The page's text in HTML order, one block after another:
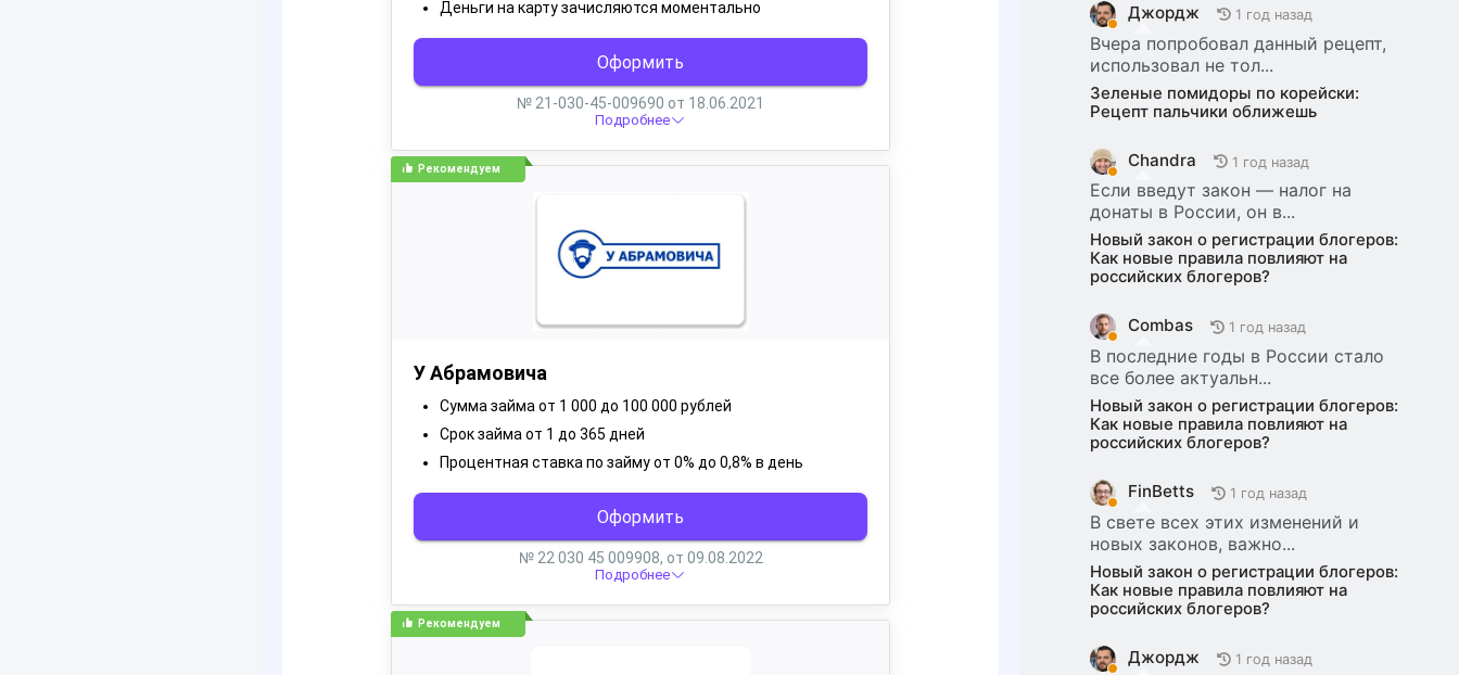
Джордж 1 год назад
Вчера попробовал данный рецепт,
использовал не тол...
Зеленые помидоры по корейски:
Рецепт пальчики оближешь
Chandra 1 год назад
Если введут закон — налог на
донаты в России, он в...
Новый закон о регистрации блогеров:
Как новые правила повлияют на
российских блогеров?
Combas 1 год назад
В последние годы в России стало
все более актуальн...
Новый закон о регистрации блогеров:
Как новые правила повлияют на
российских блогеров?
FinBetts 1 год назад
В свете всех этих изменений и
новых законов, важно...
Новый закон о регистрации блогеров:
Как новые правила повлияют на
российских блогеров?
Джордж 1 год назад